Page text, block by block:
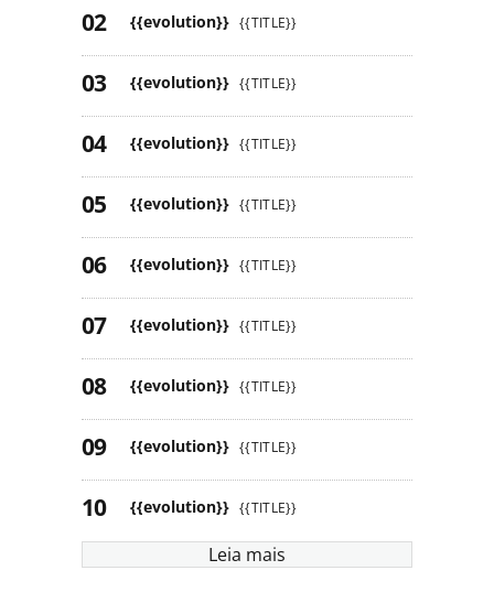
{{evolution}} {{TITLE}}
{{evolution}} {{TITLE}}
{{evolution}} {{TITLE}}
{{evolution}} {{TITLE}}
{{evolution}} {{TITLE}}
{{evolution}} {{TITLE}}
{{evolution}} {{TITLE}}
{{evolution}} {{TITLE}}
{{evolution}} {{TITLE}}
Leia mais